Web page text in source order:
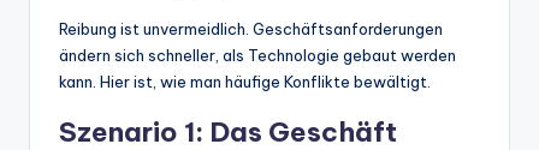
Reibung ist unvermeidlich. Geschäftsanforderungen
ändern sich schneller, als Technologie gebaut werden
kann. Hier ist, wie man häufige Konflikte bewältigt.
Szenario 1: Das Geschäft